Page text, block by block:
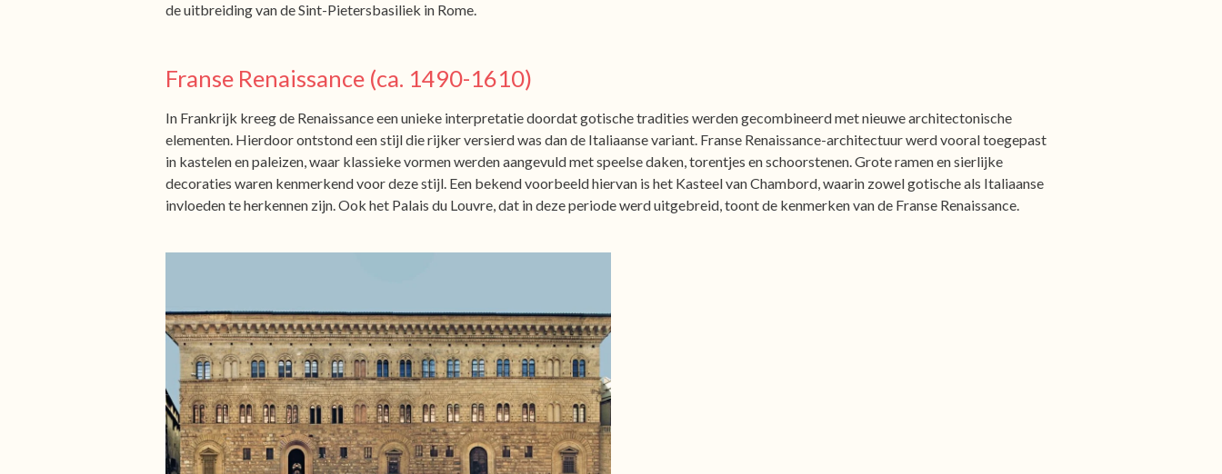
de uitbreiding van de Sint-Pietersbasiliek in Rome.
Franse Renaissance (ca. 1490-1610)
In Frankrijk kreeg de Renaissance een unieke interpretatie doordat gotische tradities werden gecombineerd met nieuwe architectonische
elementen. Hierdoor ontstond een stijl die rijker versierd was dan de Italiaanse variant. Franse Renaissance-architectuur werd vooral toegepast
in kastelen en paleizen, waar klassieke vormen werden aangevuld met speelse daken, torentjes en schoorstenen. Grote ramen en sierlijke
decoraties waren kenmerkend voor deze stijl. Een bekend voorbeeld hiervan is het Kasteel van Chambord, waarin zowel gotische als Italiaanse
invloeden te herkennen zijn. Ook het Palais du Louvre, dat in deze periode werd uitgebreid, toont de kenmerken van de Franse Renaissance.